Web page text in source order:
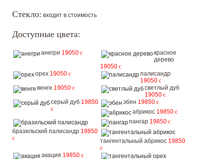
Стекло: входит в стоимость
Доступные цвета:
анегри 19050 c
красное
дерево
19050 c
орех 19050 c
палисандр
19050 c
венге 19050 c
светлый дуб
19050 c
серый дуб 19850
c
эбен 19850 c
абрикос 19850 c
бразильский палисандр 19850
c
пангар 19850 c
тангентальный абрикос 19850
c
акация 19850 c